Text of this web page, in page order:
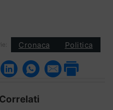
Cronaca Politica